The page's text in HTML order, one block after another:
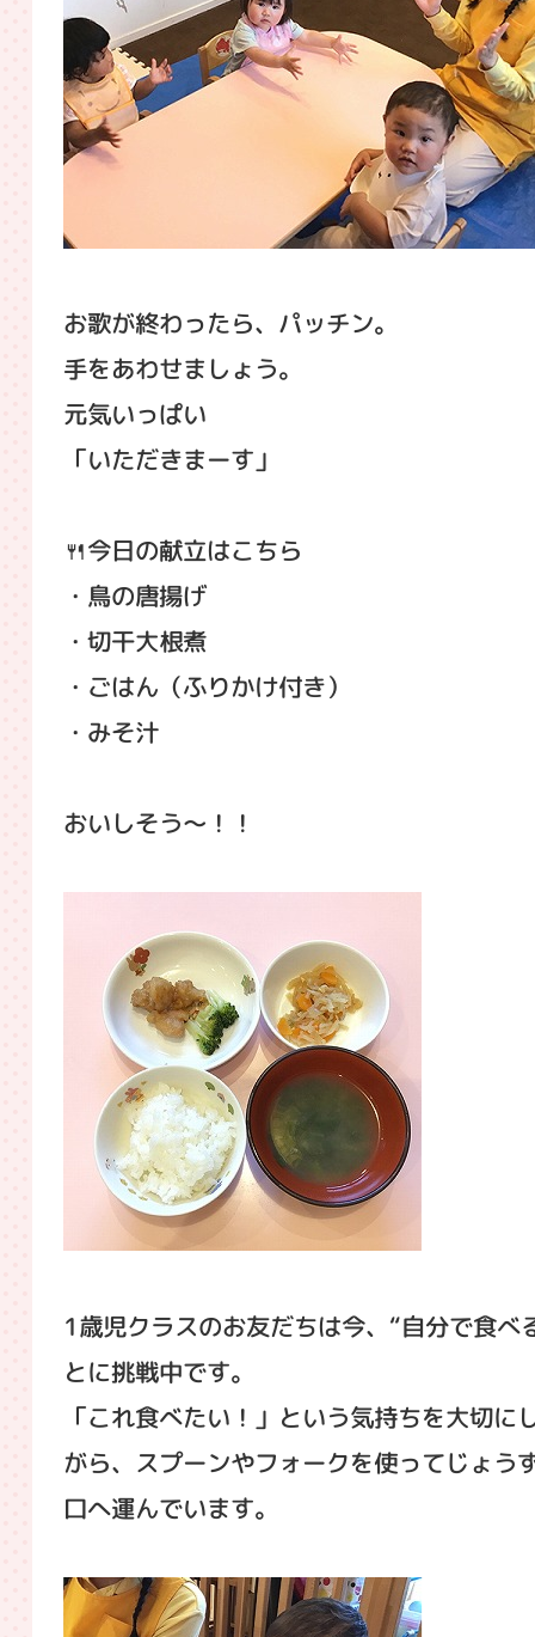
お歌が終わったら、パッチン。
手をあわせましょう。
元気いっぱい
「いただきまーす」
🍴今日の献立はこちら
・鳥の唐揚げ
・切干大根煮
・ごはん（ふりかけ付き）
・みそ汁
おいしそう～！！
1歳児クラスのお友だちは今、“自分で食べ
とに挑戦中です。
「これ食べたい！」という気持ちを大切に
がら、スプーンやフォークを使ってじょう
口へ運んでいます。